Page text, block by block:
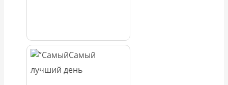
Самый
лучший день